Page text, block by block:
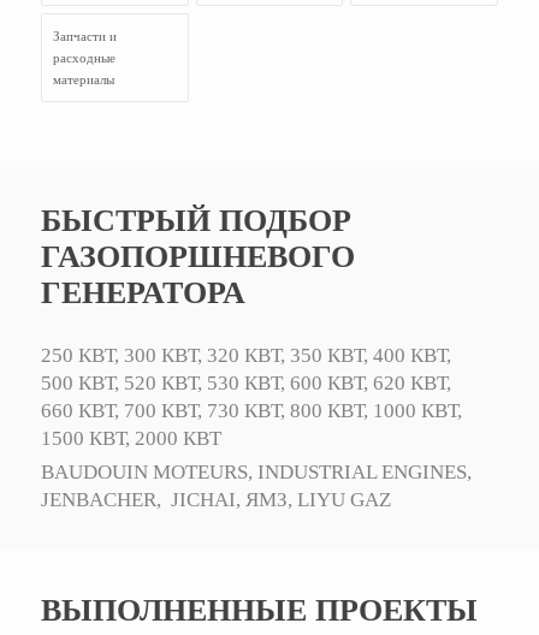
Запчасти и
расходные
материалы
БЫСТРЫЙ ПОДБОР
ГАЗОПОРШНЕВОГО
ГЕНЕРАТОРА
250 КВТ, 300 КВТ, 320 КВТ, 350 КВТ, 400 КВТ,
500 КВТ, 520 КВТ, 530 КВТ, 600 КВТ, 620 КВТ,
660 КВТ, 700 КВТ, 730 КВТ, 800 КВТ, 1000 КВТ,
1500 КВТ, 2000 КВТ
BAUDOUIN MOTEURS, INDUSTRIAL ENGINES,
JENBACHER, JICHAI, ЯМЗ, LIYU GAZ
ВЫПОЛНЕННЫЕ ПРОЕКТЫ